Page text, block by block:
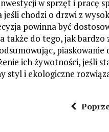
w sprzęt i pracę
jeśli chodzi o drzwi z
powinna być
także do tego, jak
ich żywotności, jeśli
styl i ekologiczne